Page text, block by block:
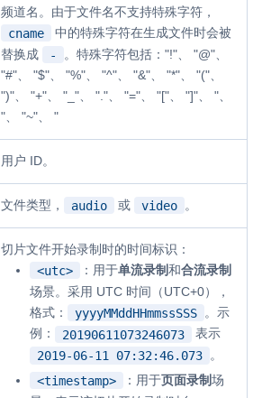
频道名。由于文件名不支持特殊字符，
cname
中的特殊字符在生成文件时会被
替换成
-
。特殊字符包括："!"、 "@"、
"#"、 "$"、 "%"、 "^"、 "&"、 "*"、 "("、
")"、 "+"、 "_"、 "."、 "="、 "["、 "]"、 "、
"、 "~"、 "
用户 ID。
文件类型， audio 或 video 。
切片文件开始录制时的时间标识：
<utc>
：用于单流录制和合流录制
场景。采用 UTC 时间（UTC+0），
格式：
yyyyMMddHHmmssSSS
。示
例：
20190611073246073
表示
2019-06-11 07:32:46.073
。
<timestamp>
：用于页面录制场